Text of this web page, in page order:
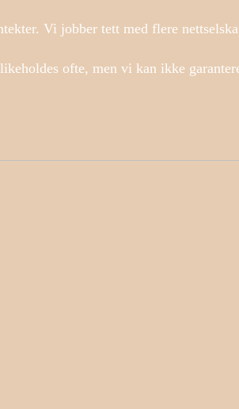
Vi jobber tett med flere
ofte, men vi kan ikke